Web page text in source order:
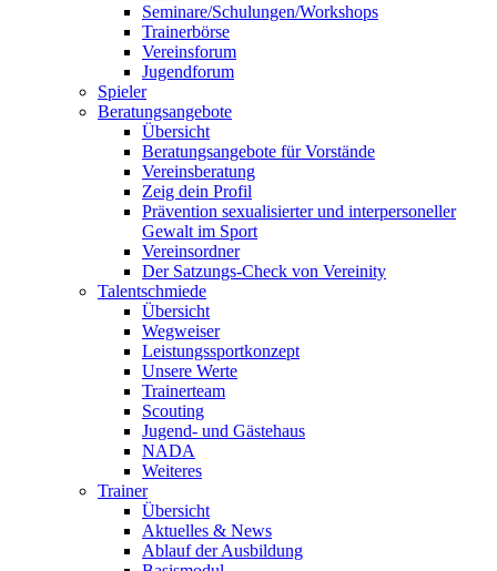
Seminare/Schulungen/Workshops
Trainerbörse
Vereinsforum
Jugendforum
Spieler
Beratungsangebote
Übersicht
Beratungsangebote für Vorstände
Vereinsberatung
Zeig dein Profil
Prävention sexualisierter und interpersoneller
Gewalt im Sport
Vereinsordner
Der Satzungs-Check von Vereinity
Talentschmiede
Übersicht
Wegweiser
Leistungssportkonzept
Unsere Werte
Trainerteam
Scouting
Jugend- und Gästehaus
NADA
Weiteres
Trainer
Übersicht
Aktuelles & News
Ablauf der Ausbildung